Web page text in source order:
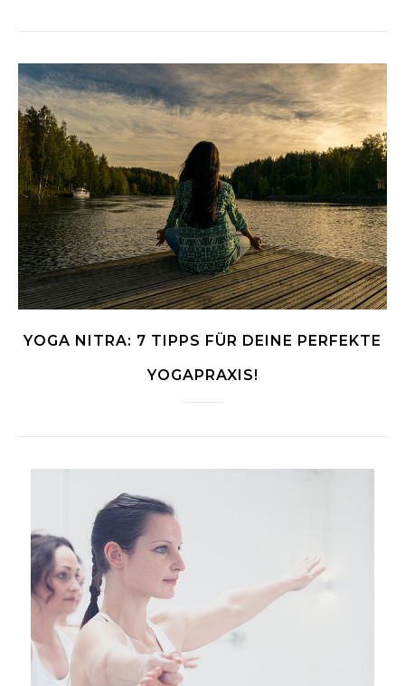
YOGA NITRA: 7 TIPPS FÜR DEINE PERFEKTE
YOGAPRAXIS!